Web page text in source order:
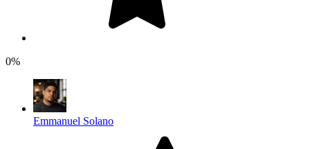
0%
Emmanuel Solano